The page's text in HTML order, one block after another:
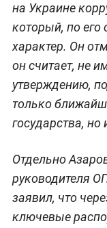
на Украине
который, по
характер. Он
он считает, не
утверждению,
только
государства, но
Отдельно
руководителя
заявил, что
ключевые